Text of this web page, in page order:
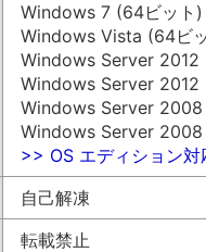
Windows 7 (64ビット)
Windows Vista (64ビ
Windows Server 2012
Windows Server 2012
Windows Server
Windows Server
>> OS エディション対
自己解凍
転載禁止